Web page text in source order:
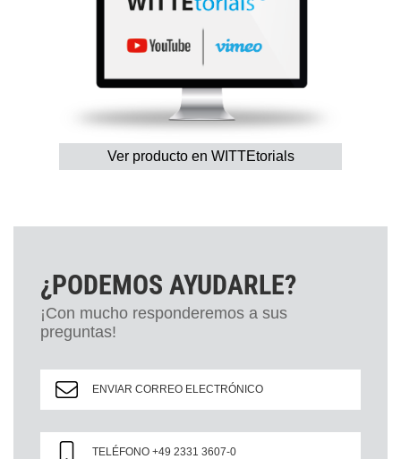
Ver producto en WITTEtorials
¿PODEMOS AYUDARLE?
¡Con mucho responderemos a sus
preguntas!
ENVIAR CORREO ELECTRÓNICO
TELÉFONO +49 2331 3607-0